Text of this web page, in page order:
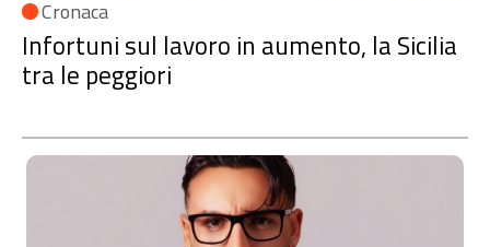
Cronaca
Infortuni sul lavoro in aumento, la Sicilia
tra le peggiori